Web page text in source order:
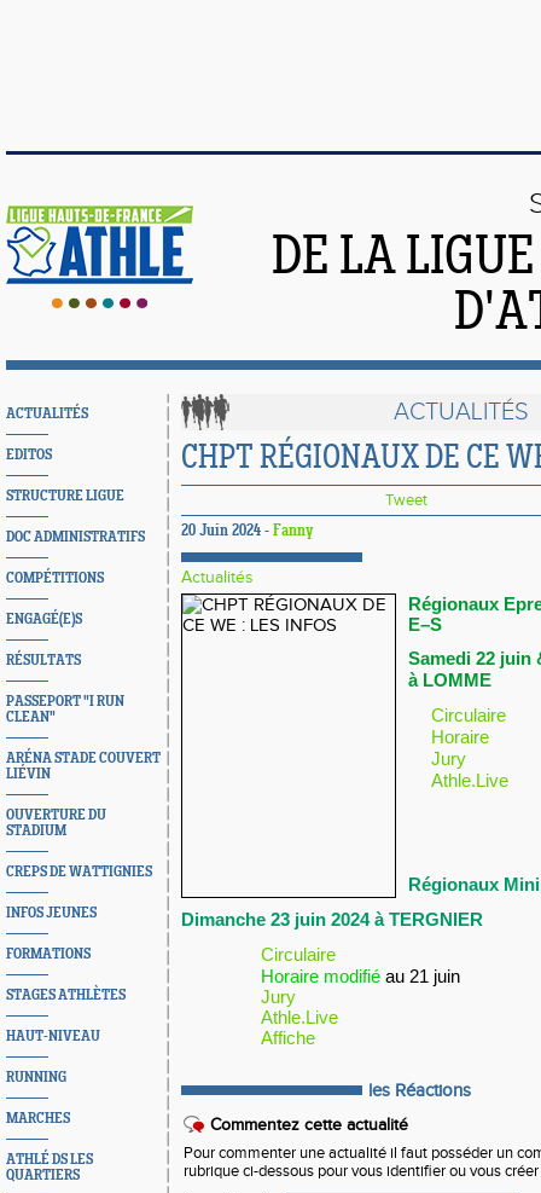
DE LA
ACTUALITÉS
EDITOS
STRUCTURE LIGUE
DOC ADMINISTRATIFS
COMPÉTITIONS
ENGAGÉ(E)S
RÉSULTATS
PASSEPORT "I RUN
CLEAN"
ARÉNA STADE COUVERT
LIÉVIN
OUVERTURE DU
STADIUM
CREPS DE WATTIGNIES
INFOS JEUNES
FORMATIONS
STAGES ATHLÈTES
HAUT-NIVEAU
RUNNING
MARCHES
ATHLÉ DS LES
QUARTIERS
ACTUALITÉS
CHPT RÉGIONAUX DE CE
Tweet
20 Juin 2024 - Fanny
Actualités
Régionaux
E–S
Samedi 22 juin
à LOMME
Circulaire
Horaire
Jury
Athle.Live
Régionaux
Dimanche 23 juin 2024 à TERGNIER
Circulaire
Horaire modifié au 21 juin
Jury
Athle.Live
Affiche
les Réactions
Commentez cette actualité
Pour commenter une actualité il faut posséder un
rubrique ci-dessous pour vous identifier ou vous